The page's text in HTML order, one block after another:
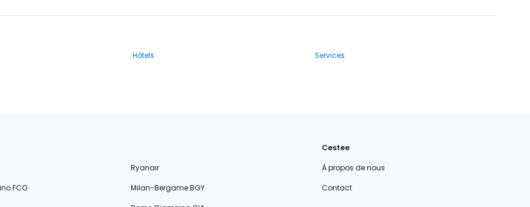
Hôtels
Services
Ryanair
FCO
Milan-Bergame BGY
Cestee
À propos de nous
Contact